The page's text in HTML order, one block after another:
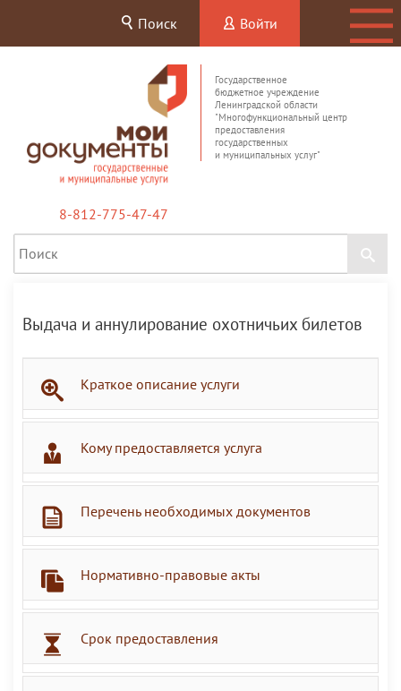
Поиск Войти
Государственное
бюджетное учреждение
Ленинградской области
"Многофункциональный центр
предоставления
государственных
и муниципальных услуг"
8-812-775-47-47
Выдача и аннулирование охотничьих билетов
Краткое описание услуги
Кому предоставляется услуга
Перечень необходимых документов
Нормативно-правовые акты
Срок предоставления